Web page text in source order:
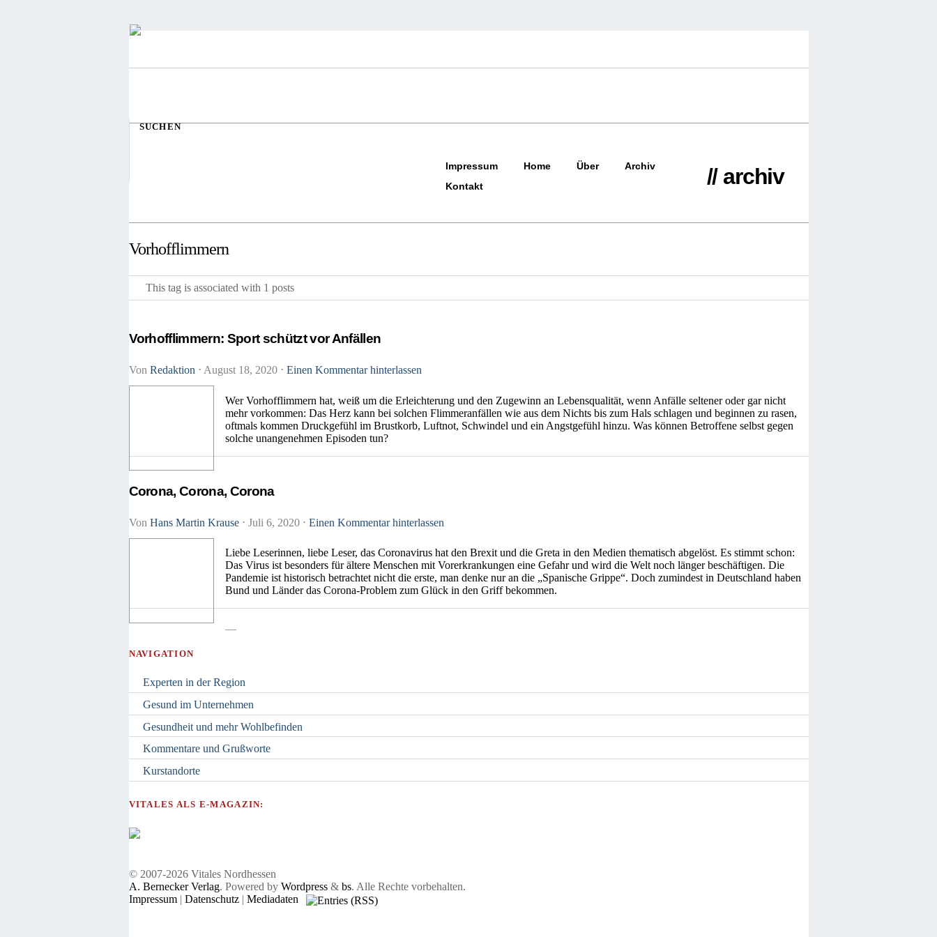
SUCHEN
Impressum Home Über
Archiv
Kontakt
// archiv
Vorhofflimmern
This tag is associated with 1 posts
Vorhofflimmern: Sport schützt vor Anfällen
Von Redaktion ⋅ August 18, 2020 ⋅ Einen Kommentar hinterlassen
Wer Vorhofflimmern hat, weiß um die Erleichterung und den Zugewinn an Lebensqualität, wenn Anfälle seltener oder gar nicht
mehr vorkommen: Das Herz kann bei solchen Flimmeranfällen wie aus dem Nichts bis zum Hals schlagen und beginnen zu rasen,
oftmals kommen Druckgefühl im Brustkorb, Luftnot, Schwindel und ein Angstgefühl hinzu. Was können Betroffene selbst gegen
solche unangenehmen Episoden tun?
Corona, Corona, Corona
Von Hans Martin Krause ⋅ Juli 6, 2020 ⋅ Einen Kommentar hinterlassen
Liebe Leserinnen, liebe Leser, das Coronavirus hat den Brexit und die Greta in den Medien thematisch abgelöst. Es stimmt schon:
Das Virus ist besonders für ältere Menschen mit Vorerkrankungen eine Gefahr und wird die Welt noch länger beschäftigen. Die
Pandemie ist historisch betrachtet nicht die erste, man denke nur an die „Spanische Grippe“. Doch zumindest in Deutschland haben
Bund und Länder das Corona-Problem zum Glück in den Griff bekommen.
—
NAVIGATION
Experten in der Region
Gesund im Unternehmen
Gesundheit und mehr Wohlbefinden
Kommentare und Grußworte
Kurstandorte
VITALES ALS E-MAGAZIN:
© 2007-2026 Vitales Nordhessen
A. Bernecker Verlag. Powered by Wordpress& bs. Alle Rechte vorbehalten.
Impressum| Datenschutz| Mediadaten